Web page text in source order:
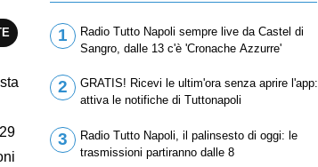
1
Radio Tutto Napoli sempre live da Castel di
Sangro, dalle 13 c'è 'Cronache Azzurre'
2
GRATIS! Ricevi le ultim'ora senza aprire l'app:
attiva le notifiche di Tuttonapoli
3
Radio Tutto Napoli, il palinsesto di oggi: le
trasmissioni partiranno dalle 8